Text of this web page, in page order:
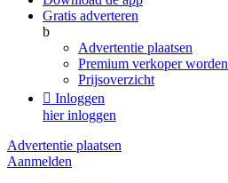
Gratis adverteren
b
Advertentie plaatsen
Premium verkoper worden
Prijsoverzicht
 Inloggen
hier inloggen
Advertentie plaatsen
Aanmelden